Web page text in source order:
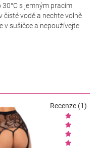
s jemným pracím
čisté vodě a nechte volně
v sušičce a nepoužívejte
Recenze (1)